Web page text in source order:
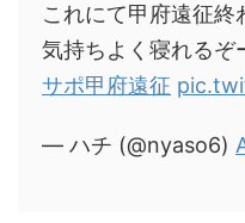
これにて甲府遠征終
気持ちよく寝れるぞ
サポ甲府遠征
— ハチ (@nyaso6)